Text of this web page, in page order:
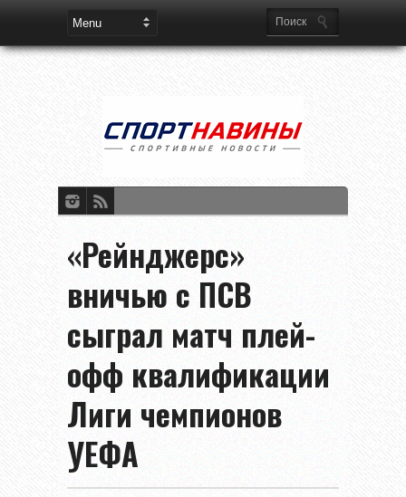
«Рейнджерс»
вничью с ПСВ
сыграл матч плей-
офф квалификации
Лиги чемпионов
УЕФА